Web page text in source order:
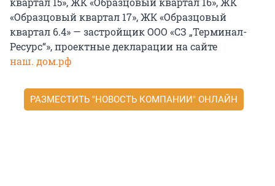
«Образцовый квартал 17», ЖК «Образцовый
квартал 6.4» — застройщик ООО «СЗ „Терминал-
Ресурс“», проектные декларации на сайте
наш. дом.рф
РАЗМЕСТИТЬ "НОВОСТЬ КОМПАНИИ" ОНЛАЙН